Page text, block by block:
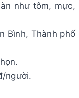
như tôm, mực,
Bình, Thành phố
người.